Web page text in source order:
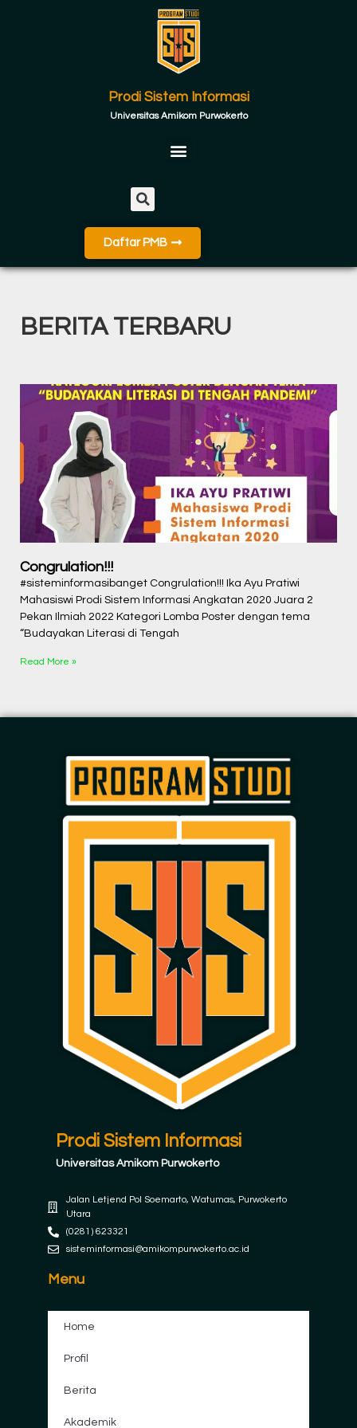
Prodi Sistem Informasi
Universitas Amikom Purwokerto
Daftar PMB
BERITA TERBARU
Congrulation!!!
#sisteminformasibanget Congrulation!!! Ika Ayu Pratiwi
Mahasiswi Prodi Sistem Informasi Angkatan 2020 Juara 2
Pekan Ilmiah 2022 Kategori Lomba Poster dengan tema
“Budayakan Literasi di Tengah
Read More »
Prodi Sistem Informasi
Universitas Amikom Purwokerto
Jalan Letjend Pol Soemarto, Watumas, Purwokerto
Utara
(0281) 623321
sisteminformasi@amikompurwokerto.ac.id
Menu
Home
Profil
Berita
Akademik